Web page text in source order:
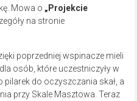
Mowa o „Projekcie
na stronie
poprzedniej wspinacze mieli
osób, które uczestniczyły w
do oczyszczania skał, a
przy Skale Masztowa. Teraz